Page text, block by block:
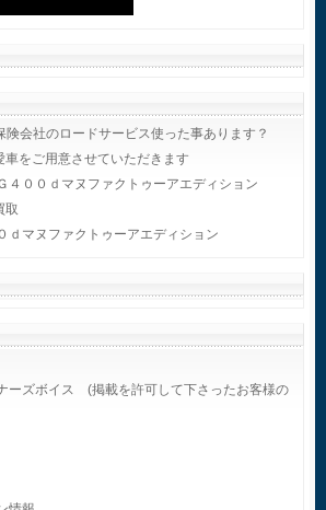
険会社のロードサービス使った事あります？
車をご用意させていただきます
４００ｄマヌファクトゥーアエディション
取
ｄマヌファクトゥーアエディション
ーズボイス (掲載を許可して下さったお客様の